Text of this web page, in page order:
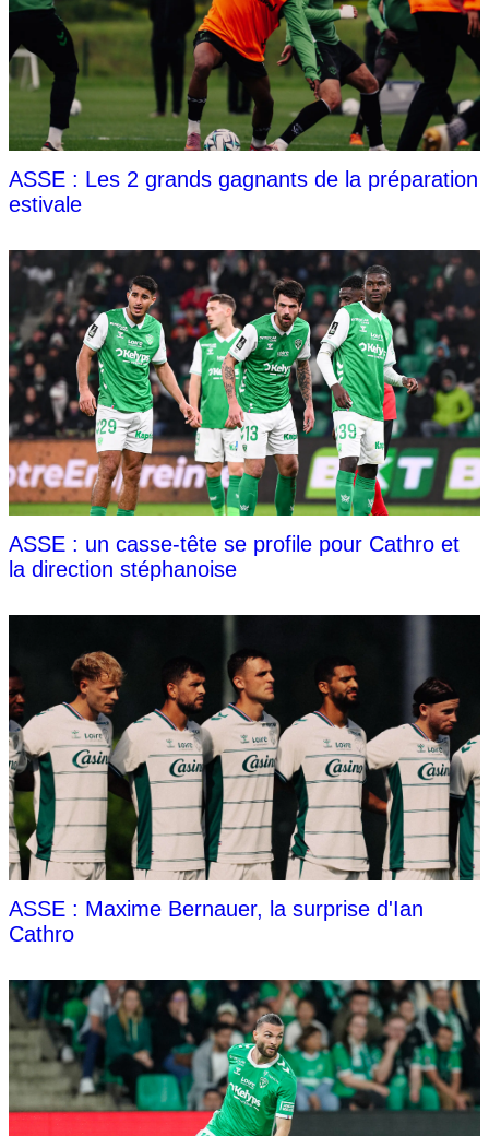
ASSE : Les 2 grands gagnants de la préparation
estivale
ASSE : un casse-tête se profile pour Cathro et
la direction stéphanoise
ASSE : Maxime Bernauer, la surprise d'Ian
Cathro